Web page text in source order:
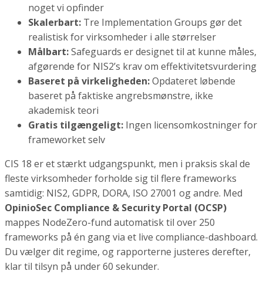
noget vi opfinder
Skalerbart: Tre Implementation Groups gør det
realistisk for virksomheder i alle størrelser
Målbart:Safeguards er designet til at kunne måles,
afgørende for NIS2’s krav om effektivitetsvurdering
Baseret på virkeligheden:Opdateret løbende
baseret på faktiske angrebsmønstre, ikke
akademisk teori
Gratis tilgængeligt: Ingen licensomkostninger for
frameworket selv
CIS 18 er et stærkt udgangspunkt, men i praksis skal de
fleste virksomheder forholde sig til flere frameworks
samtidig: NIS2, GDPR, DORA, ISO 27001 og andre. Med
OpinioSec Compliance & Security Portal (OCSP)
mappes NodeZero-fund automatisk til over 250
frameworks på én gang via et live compliance-dashboard.
Du vælger dit regime, og rapporterne justeres derefter,
klar til tilsyn på under 60 sekunder.